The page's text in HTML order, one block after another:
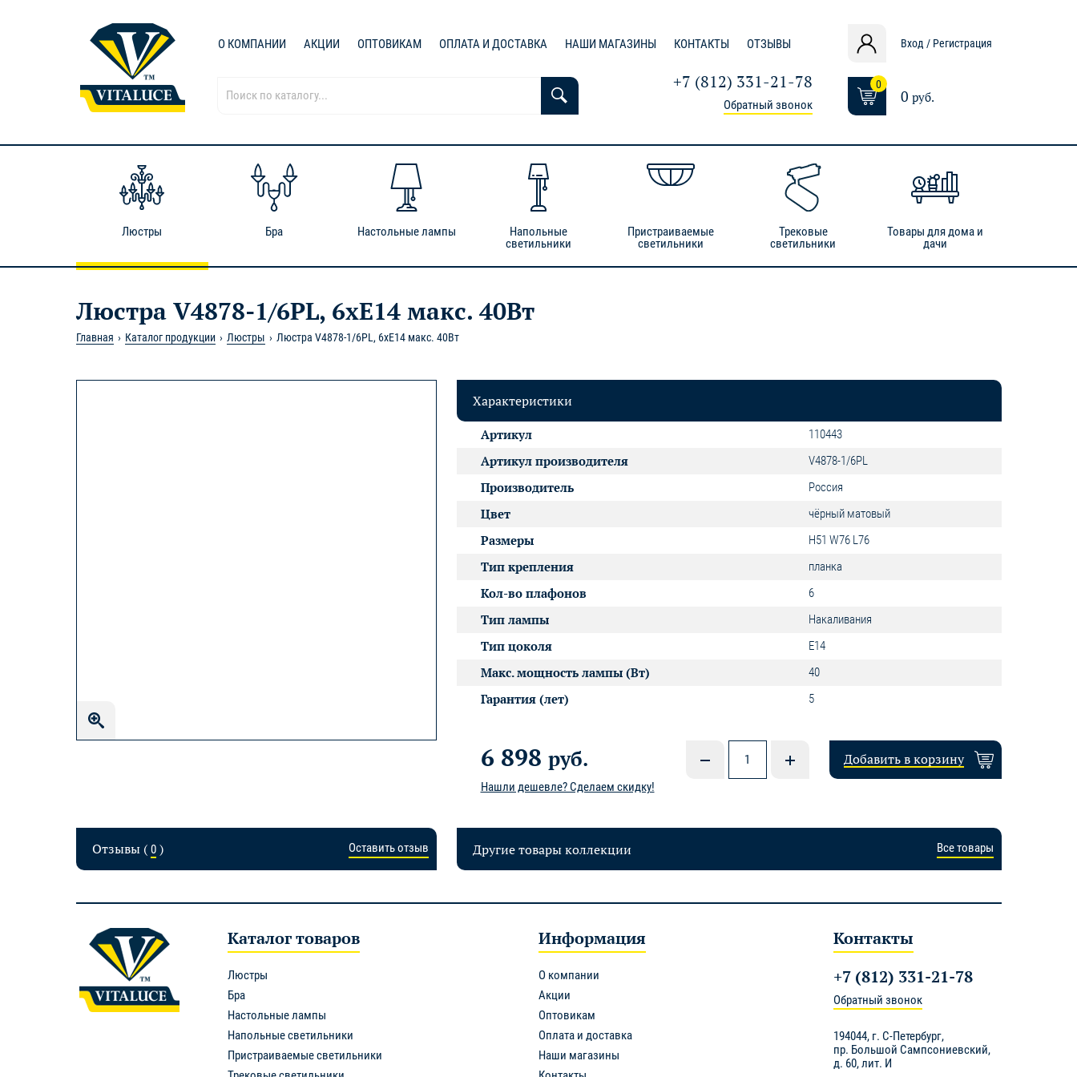
О КОМПАНИИ АКЦИИ ОПТОВИКАМ ОПЛАТА И ДОСТАВКА НАШИ МАГАЗИНЫ КОНТАКТЫ ОТЗЫВЫ
+7 (812) 331-21-78
Обратный звонок
Вход / Регистрация
0 руб.
0
Люстры Бра Настольные лампы
Напольные
светильники
Пристраиваемые
светильники
Трековые
светильники
Товары для дома и
дачи
Люстра V4878-1/6PL, 6xE14 макс. 40Вт
Главная Каталог продукции Люстры Люстра V4878-1/6PL, 6xE14 макс. 40Вт
Характеристики
Артикул 110443
Артикул производителя V4878-1/6PL
Производитель Россия
Цвет чёрный матовый
Размеры H51 W76 L76
Тип крепления планка
Кол-во плафонов 6
Тип лампы Накаливания
Тип цоколя E14
Макс. мощность лампы (Вт) 40
Гарантия (лет) 5
6 898 руб. Добавить в корзину
Нашли дешевле? Сделаем скидку!
Отзывы ( 0) Оставить отзыв Другие товары коллекции Все товары
Каталог товаров
Люстры
Бра
Настольные лампы
Напольные светильники
Пристраиваемые светильники
Информация
О компании
Акции
Оптовикам
Оплата и доставка
Наши магазины
Контакты
+7 (812) 331-21-78
Обратный звонок
194044, г. С-Петербург,
пр. Большой Сампсониевский,
д. 60, лит. И